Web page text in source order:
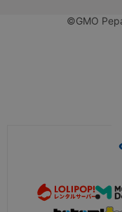
©GMO